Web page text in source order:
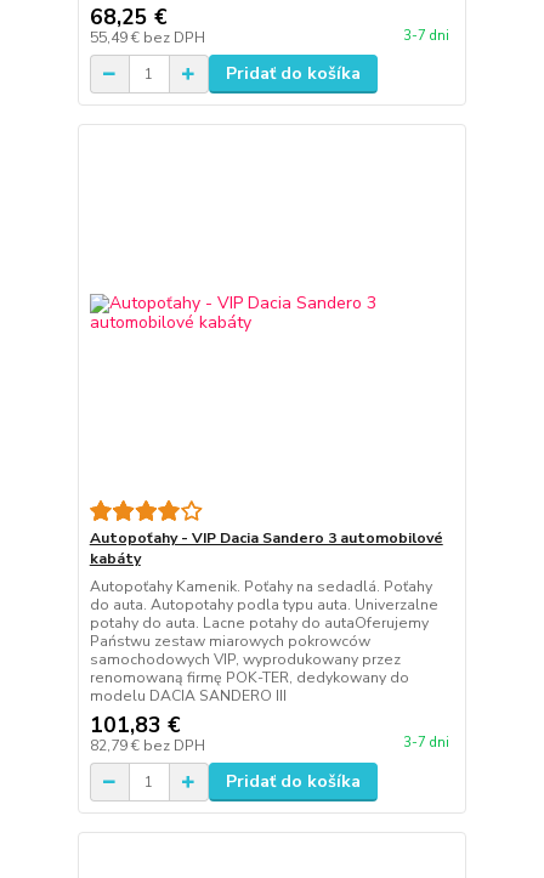
68,25 €
55,49 € bez DPH 3-7 dni
Pridať do košíka
Autopoťahy - VIP Dacia Sandero 3 automobilové
kabáty
Autopoťahy Kamenik. Poťahy na sedadlá. Poťahy
do auta. Autopotahy podla typu auta. Univerzalne
potahy do auta. Lacne potahy do autaOferujemy
Państwu zestaw miarowych pokrowców
samochodowych VIP, wyprodukowany przez
renomowaną firmę POK-TER, dedykowany do
modelu DACIA SANDERO III
101,83 €
82,79 € bez DPH 3-7 dni
Pridať do košíka